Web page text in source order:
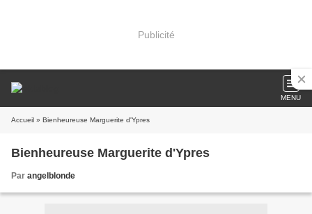
Publicité
MENU
Accueil » Bienheureuse Marguerite d'Ypres
Bienheureuse Marguerite d'Ypres
Par angelblonde